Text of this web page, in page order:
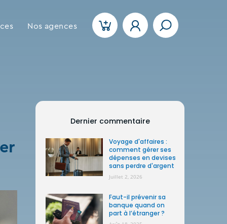
Nos agences
Dernier commentaire
Voyage d'affaires :
comment gérer ses
dépenses en devises
sans perdre d'argent
Juillet 2, 2026
Faut-il prévenir sa
banque quand on
part à l’étranger ?